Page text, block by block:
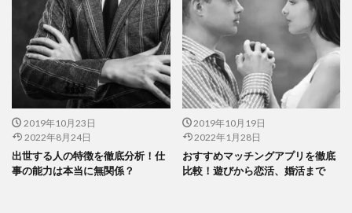
2019年10月23日
2022年8月24日
出世する人の特徴を徹底分析！仕
事の能力は本当に無関係？
2019年10月19日
2022年1月28日
おすすめマッチングアプリを徹底
比較！遊びから恋活、婚活まで